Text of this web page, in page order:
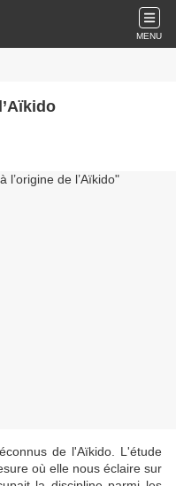
MENU
de l'Aïkido. L'étude
où elle nous éclaire sur